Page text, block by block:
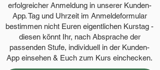
erfolgreicher Anmeldung in unserer Kunden-
App. Tag und Uhrzeit im Anmeldeformular
bestimmen nicht Euren eigentlichen Kurstag -
diesen könnt Ihr, nach Absprache der
passenden Stufe, individuell in der Kunden-
App einsehen & Euch zum Kurs einchecken.